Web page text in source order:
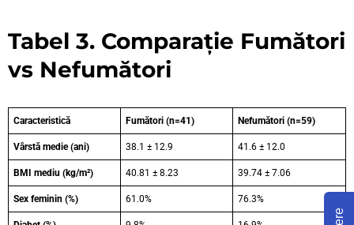
Tabel 3. Comparație Fumători
vs Nefumători
Caracteristică Fumători (n=41) Nefumători (n=59)
Vârstă medie (ani) 38.1 ± 12.9 41.6 ± 12.0
BMI mediu (kg/m²) 40.81 ± 8.23 39.74 ± 7.06
Sex feminin (%) 61.0% 76.3%